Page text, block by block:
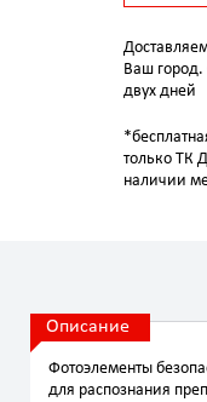
Ваш город.
двух дней
только ТК
наличии
Описание
Фотоэлементы
для распознания